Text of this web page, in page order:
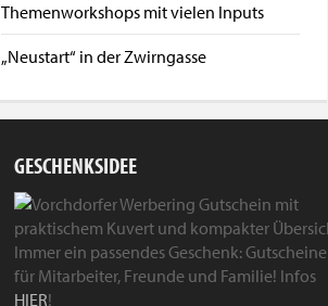
Themenworkshops mit vielen Inputs
„Neustart“ in der Zwirngasse
GESCHENKSIDEE
Immer ein passendes Geschenk: Gutscheine
für Mitarbeiter, Freunde und Familie! Infos
HIER!